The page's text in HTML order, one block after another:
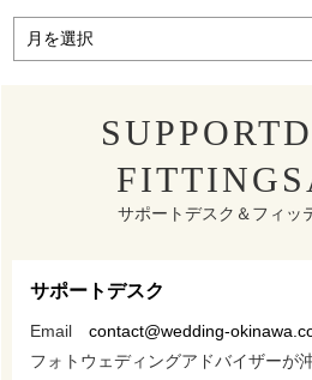
サポートデスク＆フィッ
サポートデスク
Email contact@wedding-
フォトウェディングアドバイザーが